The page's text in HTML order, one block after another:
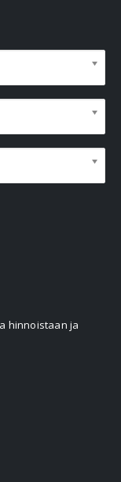
hinnoistaan ja